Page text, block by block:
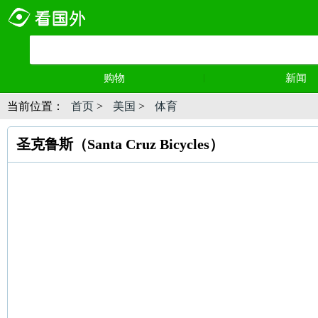
购物 新闻
当前位置： 首页 > 美国 > 体育
圣克鲁斯（Santa Cruz Bicycles）